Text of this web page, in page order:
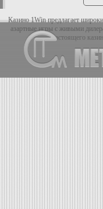
Казино 1Win предлагает
азартные игры с живыми
настоящего